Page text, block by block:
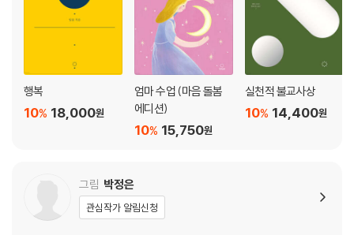
별한 날을 쫓는 당신 / 세상을 굴리는 자 / 마음의 면역력을 키우는 법
4. 꽃처럼 예쁘다
오늘도 살아 있네 / 대가를 바라지 않는 삶 / 남의 말에 흔들리지 말라 / 어
떤 선택 / 실패해도 괜찮아요 / 착한 사람이 무서운 이유 / 인도에서 만난
여인 / 지난 상처로 괴로운가요 / 겸손하고 당당하게 / 한평생 죽도록 일만
이 잘 안돼요 / 마음의 봄 / 좋은 인연을 만나고 싶은데 / 부모를 닮은 내 모
습이 싫어요 / 완벽한 결혼은 없다 / 나의 꿈
행복
18,000원
10%
엄마 수업 (마음 돌봄
에디션)
15,750원
10%
실천적 불교사상
14,400원
10%
그림 박정은
관심작가 알림신청